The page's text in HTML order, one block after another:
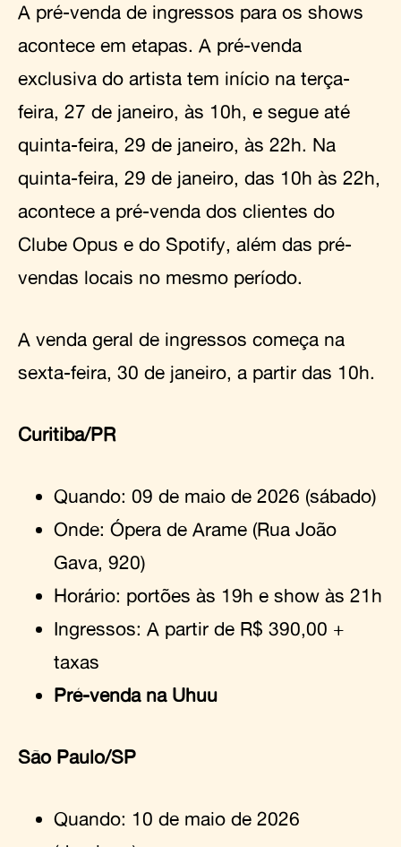
A pré-venda de ingressos para os shows
acontece em etapas. A pré-venda
exclusiva do artista tem início na terça-
feira, 27 de janeiro, às 10h, e segue até
quinta-feira, 29 de janeiro, às 22h. Na
quinta-feira, 29 de janeiro, das 10h às 22h,
acontece a pré-venda dos clientes do
Clube Opus e do Spotify, além das pré-
vendas locais no mesmo período.
A venda geral de ingressos começa na
sexta-feira, 30 de janeiro, a partir das 10h.
Curitiba/PR
Quando: 09 de maio de 2026 (sábado)
Onde: Ópera de Arame (Rua João
Gava, 920)
Horário: portões às 19h e show às 21h
Ingressos: A partir de R$ 390,00 +
taxas
Pré-venda na Uhuu
São Paulo/SP
Quando: 10 de maio de 2026